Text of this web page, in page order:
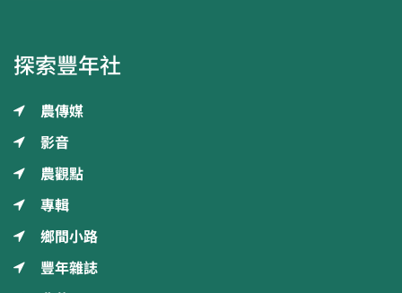
探索豐年社
農傳媒
影音
農觀點
專輯
鄉間小路
豐年雜誌